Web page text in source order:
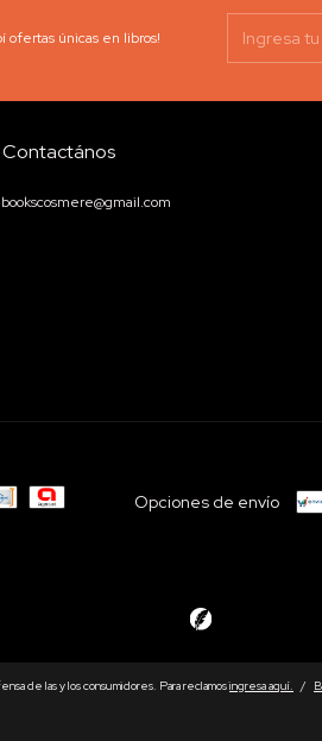
ofertas únicas en libros!
Contactános
bookscosmere@gmail.com
Opciones de envío
de las y los consumidores. Para reclamosingresa aquí. /